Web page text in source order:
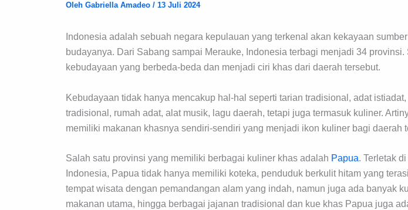
Oleh Gabriella Amadeo / 13 Juli 2024
Indonesia adalah sebuah negara kepulauan yang terkenal akan kekayaan
budayanya. Dari Sabang sampai Merauke, Indonesia terbagi menjadi 34
kebudayaan yang berbeda-beda dan menjadi ciri khas dari daerah tersebut.
Kebudayaan tidak hanya mencakup hal-hal seperti tarian tradisional, adat
tradisional, rumah adat, alat musik, lagu daerah, tetapi juga termasuk kuliner.
memiliki makanan khasnya sendiri-sendiri yang menjadi ikon kuliner bagi daerah
Salah satu provinsi yang memiliki berbagai kuliner khas adalah Papua. Terletak
Indonesia, Papua tidak hanya memiliki koteka, penduduk berkulit hitam yang
tempat wisata dengan pemandangan alam yang indah, namun juga ada banyak
makanan utama, hingga berbagai jajanan tradisional dan kue khas Papua juga